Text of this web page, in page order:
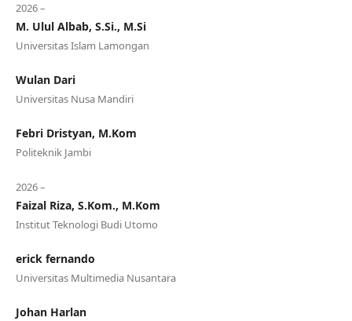
2026 –
M. Ulul Albab, S.Si., M.Si
Universitas Islam Lamongan
Wulan Dari
Universitas Nusa Mandiri
Febri Dristyan, M.Kom
Politeknik Jambi
2026 –
Faizal Riza, S.Kom., M.Kom
Institut Teknologi Budi Utomo
erick fernando
Universitas Multimedia Nusantara
Johan Harlan